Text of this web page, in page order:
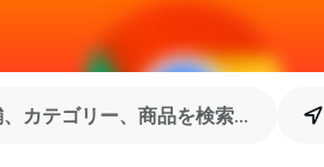
カテゴリー、商品を検索...